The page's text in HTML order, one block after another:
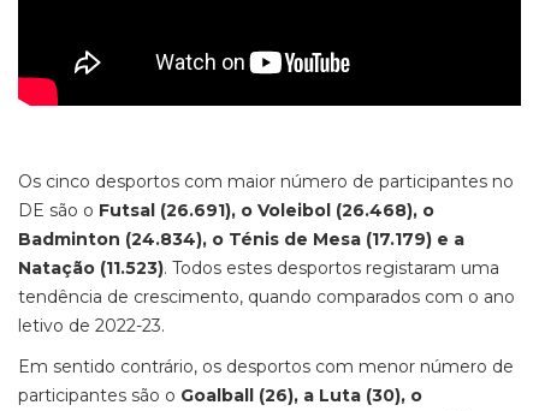
Os cinco desportos com maior número de participantes no
DE são o Futsal (26.691), o Voleibol (26.468), o
Badminton (24.834), o Ténis de Mesa (17.179) e a
Natação (11.523). Todos estes desportos registaram uma
tendência de crescimento, quando comparados com o ano
letivo de 2022-23.
Em sentido contrário, os desportos com menor número de
participantes são o Goalball (26), a Luta (30), o